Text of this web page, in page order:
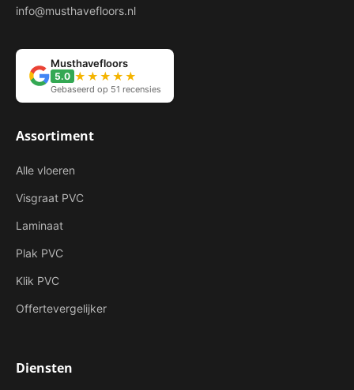
info@musthavefloors.nl
Musthavefloors
5.0 ★★★★★
Gebaseerd op 51 recensies
Assortiment
Alle vloeren
Visgraat PVC
Laminaat
Plak PVC
Klik PVC
Offertevergelijker
Diensten